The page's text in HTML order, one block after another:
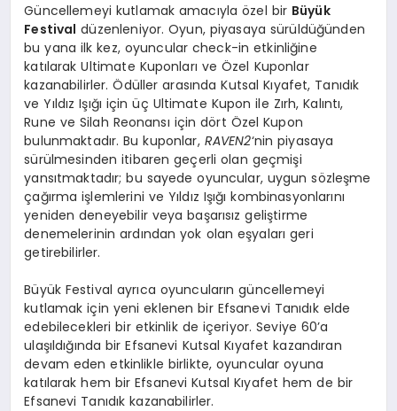
Güncellemeyi kutlamak amacıyla özel bir Büyük
Festival düzenleniyor. Oyun, piyasaya sürüldüğünden
bu yana ilk kez, oyuncular check-in etkinliğine
katılarak Ultimate Kuponları ve Özel Kuponlar
kazanabilirler. Ödüller arasında Kutsal Kıyafet, Tanıdık
ve Yıldız Işığı için üç Ultimate Kupon ile Zırh, Kalıntı,
Rune ve Silah Reonansı için dört Özel Kupon
bulunmaktadır. Bu kuponlar, RAVEN2‘nin piyasaya
sürülmesinden itibaren geçerli olan geçmişi
yansıtmaktadır; bu sayede oyuncular, uygun sözleşme
çağırma işlemlerini ve Yıldız Işığı kombinasyonlarını
yeniden deneyebilir veya başarısız geliştirme
denemelerinin ardından yok olan eşyaları geri
getirebilirler.
Büyük Festival ayrıca oyuncuların güncellemeyi
kutlamak için yeni eklenen bir Efsanevi Tanıdık elde
edebilecekleri bir etkinlik de içeriyor. Seviye 60’a
ulaşıldığında bir Efsanevi Kutsal Kıyafet kazandıran
devam eden etkinlikle birlikte, oyuncular oyuna
katılarak hem bir Efsanevi Kutsal Kıyafet hem de bir
Efsanevi Tanıdık kazanabilirler.